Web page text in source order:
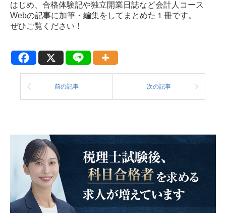
はじめ、合格体験記や独立開業日誌など会計人コース
Webの記事に加筆・編集をしてまとめた１冊です。
ぜひご覧ください！
前の記事 次の記事